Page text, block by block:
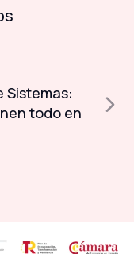
Sistemas:
todo en